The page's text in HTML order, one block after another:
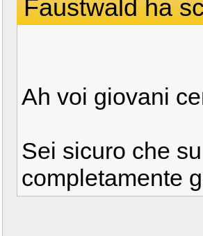
Faustwald ha
Ah voi giovani
Sei sicuro che
completamente